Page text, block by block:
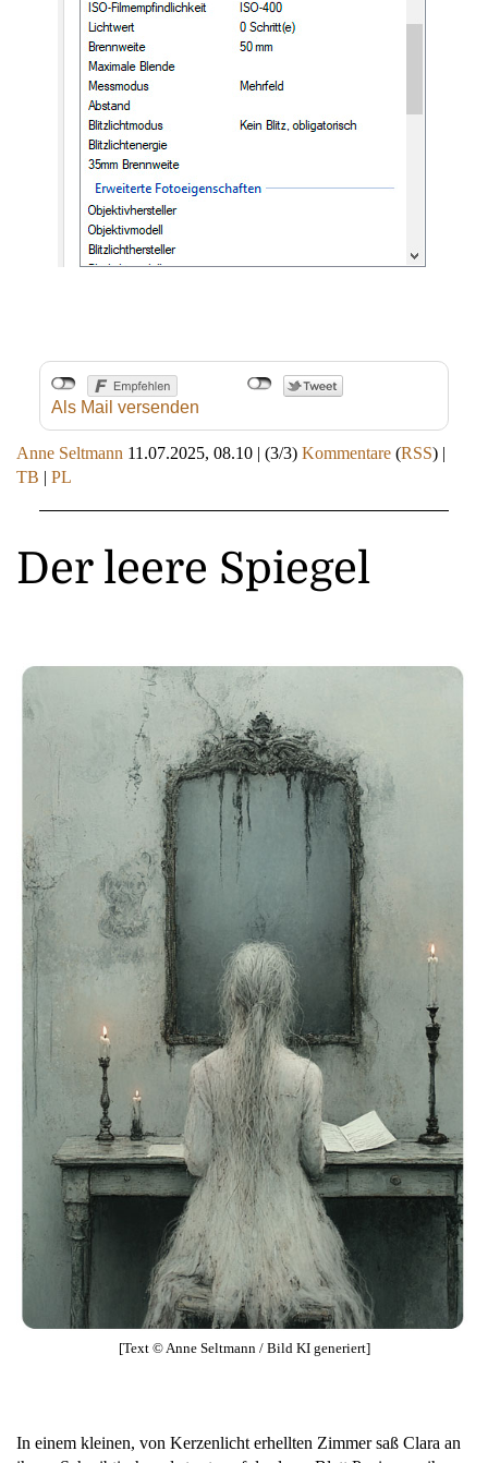
Als Mail versenden
Anne Seltmann 11.07.2025, 08.10 | (3/3) Kommentare (RSS) |
TB | PL
Der leere Spiegel
[Text © Anne Seltmann / Bild KI generiert]
In einem kleinen, von Kerzenlicht erhellten Zimmer saß Clara an